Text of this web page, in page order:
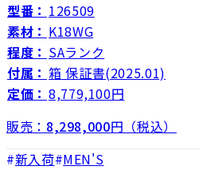
型番： 126509
素材： K18WG
程度： SAランク
付属： 箱 保証書(2025.01)
定価： 8,779,100円
販売： 8,298,000円（税込）
新入荷 MEN'S